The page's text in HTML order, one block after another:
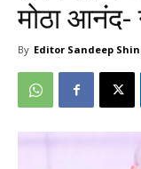
मोठा आनंद-
By Editor Sandeep